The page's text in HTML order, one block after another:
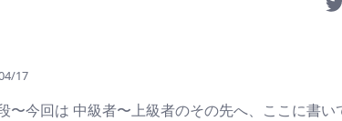
17
〜今回は 中級者〜上級者のその先へ、ここに書い